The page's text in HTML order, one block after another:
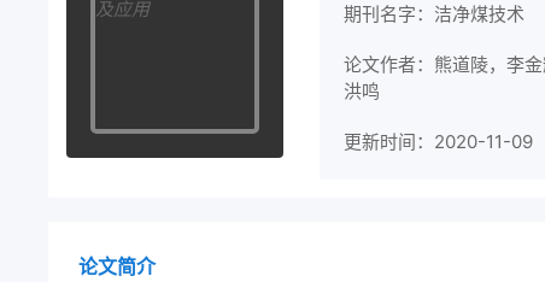
期刊名字：洁净煤技术
论文作者：熊道陵，李
洪鸣
更新时间：2020-11-09
论文简介